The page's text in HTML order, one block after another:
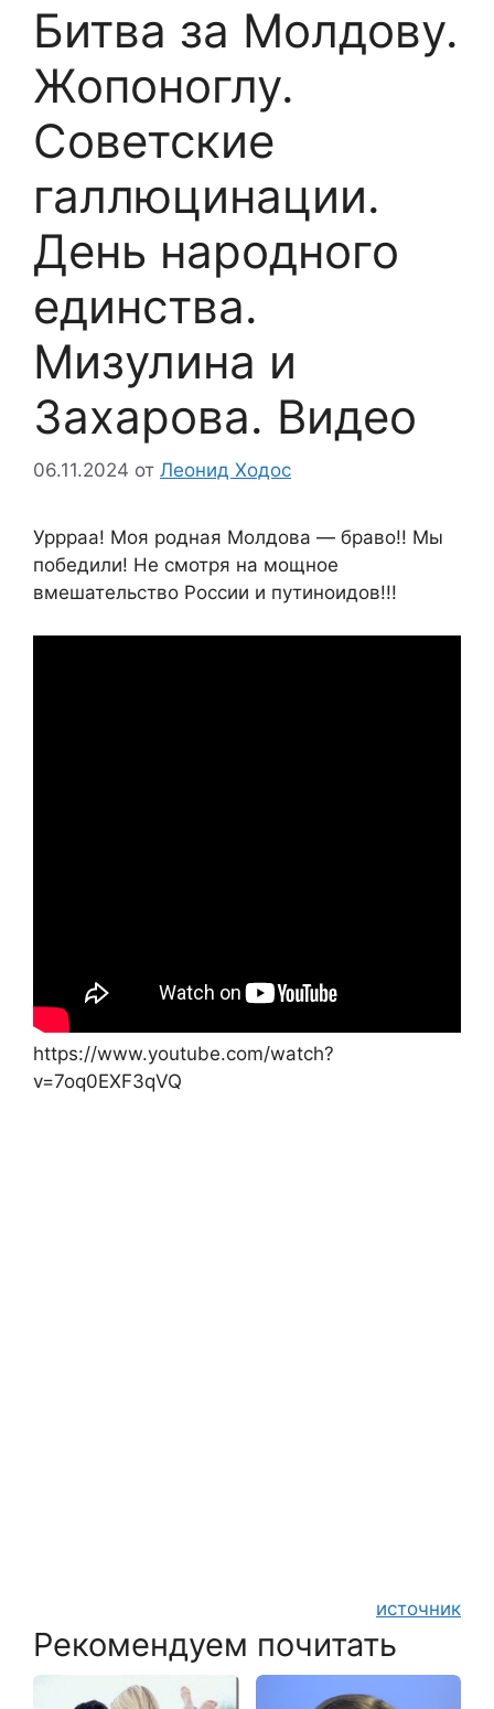
Битва за Молдову.
Жопоноглу.
Советские
галлюцинации.
День народного
единства.
Мизулина и
Захарова. Видео
06.11.2024 от Леонид Ходос
Уррраа! Моя родная Молдова — браво!! Мы
победили! Не смотря на мощное
вмешательство России и путиноидов!!!
https://www.youtube.com/watch?
v=7oq0EXF3qVQ
источник
Рекомендуем почитать